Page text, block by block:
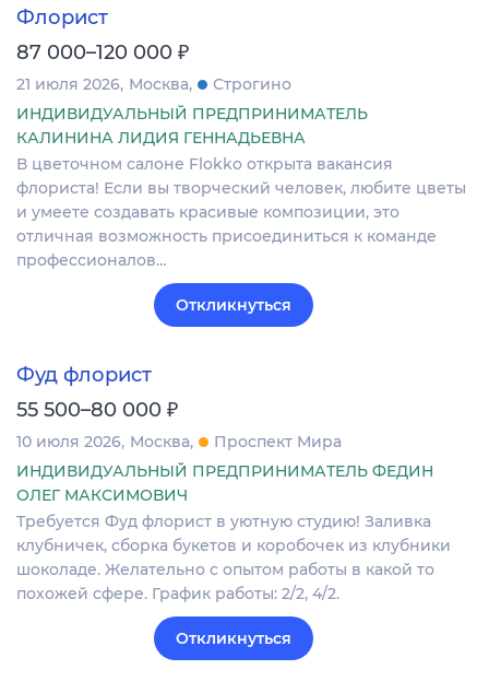
Флорист
87 000–120 000 ₽
21 июля 2026 Москва
Строгино
ИНДИВИДУАЛЬНЫЙ ПРЕДПРИНИМАТЕЛЬ
КАЛИНИНА ЛИДИЯ ГЕННАДЬЕВНА
В цветочном салоне Flokko открыта вакансия
флориста! Если вы творческий человек, любите цветы
и умеете создавать красивые композиции, это
отличная возможность присоединиться к команде
профессионалов…
Откликнуться
Фуд флорист
55 500–80 000 ₽
10 июля 2026 Москва
Проспект Мира
ИНДИВИДУАЛЬНЫЙ ПРЕДПРИНИМАТЕЛЬ ФЕДИН
ОЛЕГ МАКСИМОВИЧ
Требуется Фуд флорист в уютную студию! Заливка
клубничек, сборка букетов и коробочек из клубники
шоколаде. Желательно с опытом работы в какой то
похожей сфере. График работы: 2/2, 4/2.
Откликнуться